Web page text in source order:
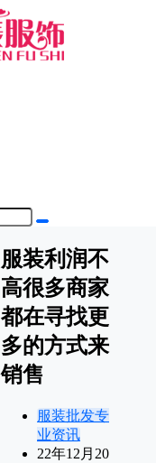
服装利润不
高很多商家
都在寻找更
多的方式来
销售
服装批发专
业资讯
22年12月20